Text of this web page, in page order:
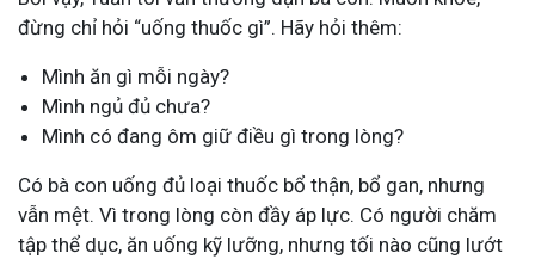
đừng chỉ hỏi “uống thuốc gì”. Hãy hỏi thêm:
Mình ăn gì mỗi ngày?
Mình ngủ đủ chưa?
Mình có đang ôm giữ điều gì trong lòng?
Có bà con uống đủ loại thuốc bổ thận, bổ gan, nhưng
vẫn mệt. Vì trong lòng còn đầy áp lực. Có người chăm
tập thể dục, ăn uống kỹ lưỡng, nhưng tối nào cũng lướt